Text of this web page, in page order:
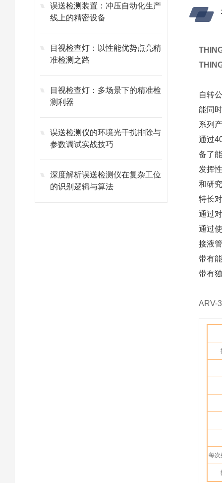
误送检测装置：冲压自动化生产
线上的精密设备
目视检查灯：以性能优势点亮精
准检测之路
目视检查灯：多场景下的精准检
测利器
误送检测仪的环境光干扰排除与
参数调试实战技巧
深度解析误送检测仪在复杂工位
的识别逻辑与算法
自转
能同
系列
通过
备了
发挥
和研
特长
通过
通过
接液
带有
带有
ARV-
每次